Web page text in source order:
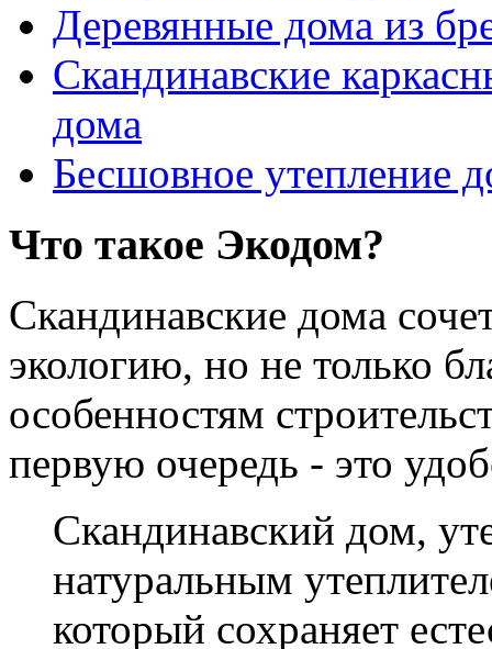
Деревянные дома из
Скандинавские
дома
Бесшовное утепление
Что такое Экодом?
Скандинавские дома
экологию, но не только
особенностям
первую очередь - это
Скандинавский дом,
натуральным
который сохраняет